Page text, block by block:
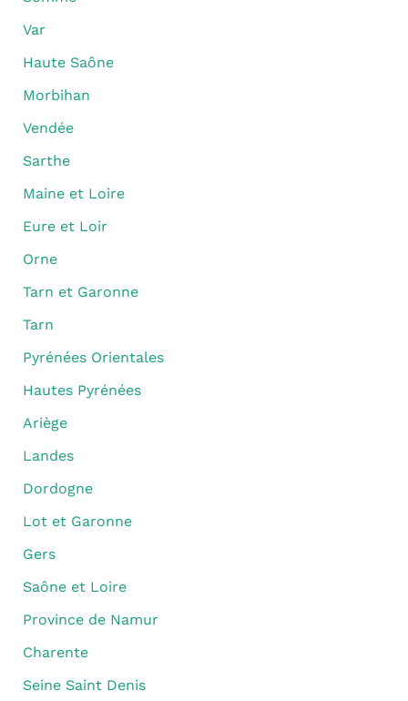
Var
Haute Saône
Morbihan
Vendée
Sarthe
Maine et Loire
Eure et Loir
Orne
Tarn et Garonne
Tarn
Pyrénées Orientales
Hautes Pyrénées
Ariège
Landes
Dordogne
Lot et Garonne
Gers
Saône et Loire
Province de Namur
Charente
Seine Saint Denis